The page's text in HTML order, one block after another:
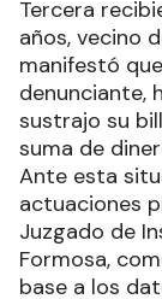
Tercera
años, vecino
manifestó
denunciante,
sustrajo su
suma de
Ante esta
actuaciones
Juzgado de
Formosa,
base a los